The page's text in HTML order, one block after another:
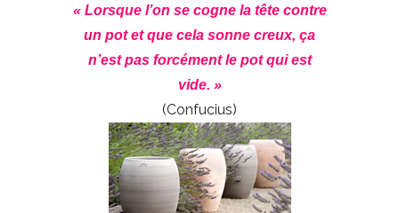
« Lorsque l’on se cogne la tête contre
un pot et que cela sonne creux, ça
n’est pas forcément le pot qui est
vide. »
(Confucius)